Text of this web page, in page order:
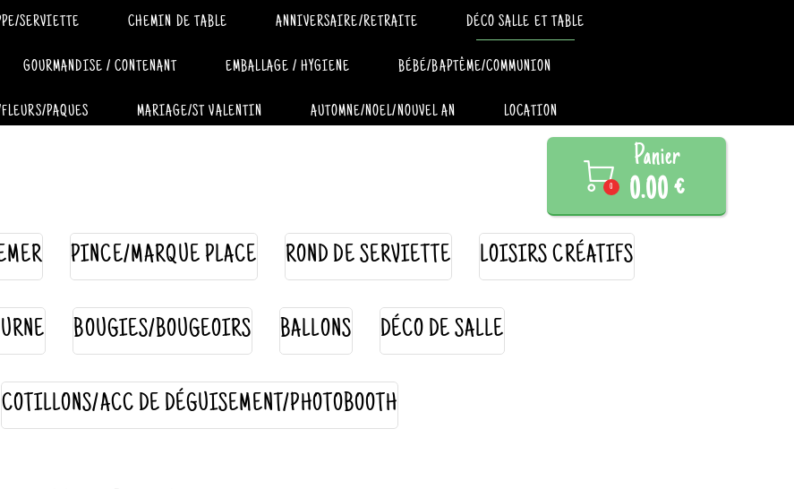
SERVIETTE CHEMIN DE TABLE ANNIVERSAIRE/RETRAITE DÉCO SALLE ET TABLE
GOURMANDISE / CONTENANT EMBALLAGE / HYGIENE BÉBÉ/BAPTÊME/COMMUNION
PAQUES MARIAGE/ST VALENTIN AUTOMNE/NOEL/NOUVEL AN LOCATION

0
Panier
0.00 €
PINCE/MARQUE PLACE ROND DE SERVIETTE LOISIRS CRÉATIFS
BOUGIES/BOUGEOIRS BALLONS DÉCO DE SALLE
COTILLONS/ACC DE DÉGUISEMENT/PHOTOBOOTH